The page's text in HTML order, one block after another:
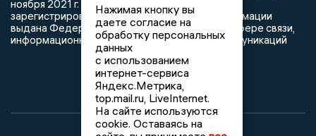
ноября 2021 г. согласно выписке из реестра
зарегистрированных средств массовой информации
выдана Федеральной службой по надзору в сфере связи,
информационных технологий и массовых коммуникаций
Нажимая кнопку вы
даете согласие на
обработку персональных
данных
с использованием
интернет-сервиса
Яндекс.Метрика,
top.mail.ru, LiveInternet.
На сайте используются
cookie. Оставаясь на